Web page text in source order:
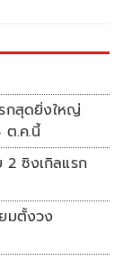
กสุดยิ่งใหญ่
ต.ค.นี้
ซิงเกิลแรก
มตั้งวง